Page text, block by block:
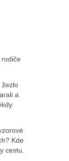
žezlo
a
Kde
cestu.